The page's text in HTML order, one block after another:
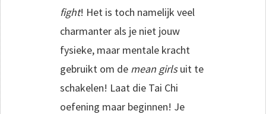
fight! Het is toch namelijk veel
charmanter als je niet jouw
fysieke, maar mentale kracht
gebruikt om de mean girlsuit te
schakelen! Laat die Tai Chi
oefening maar beginnen! Je